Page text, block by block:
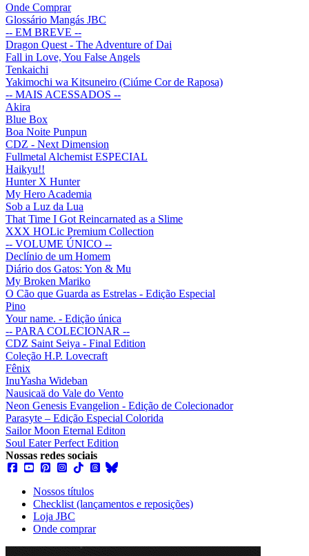
Onde Comprar
Glossário Mangás JBC
-- EM BREVE --
Dragon Quest - The Adventure of Dai
Fall in Love, You False Angels
Tenkaichi
Yakimochi wa Kitsuneiro (Ciúme Cor de Raposa)
-- MAIS ACESSADOS --
Akira
Blue Box
Boa Noite Punpun
CDZ - Next Dimension
Fullmetal Alchemist ESPECIAL
Haikyu!!
Hunter X Hunter
My Hero Academia
Sob a Luz da Lua
That Time I Got Reincarnated as a Slime
XXX HOLic Premium Collection
-- VOLUME ÚNICO --
Declínio de um Homem
Diário dos Gatos: Yon & Mu
My Broken Mariko
O Cão que Guarda as Estrelas - Edição Especial
Pino
Your name. - Edição única
-- PARA COLECIONAR --
CDZ Saint Seiya - Final Edition
Coleção H.P. Lovecraft
Fênix
InuYasha Wideban
Nausicaä do Vale do Vento
Neon Genesis Evangelion - Edição de Colecionador
Parasyte – Edição Especial Colorida
Sailor Moon Eternal Editon
Soul Eater Perfect Edition
Nossas redes sociais
Nossos títulos
Checklist (lançamentos e reposições)
Loja JBC
Onde comprar